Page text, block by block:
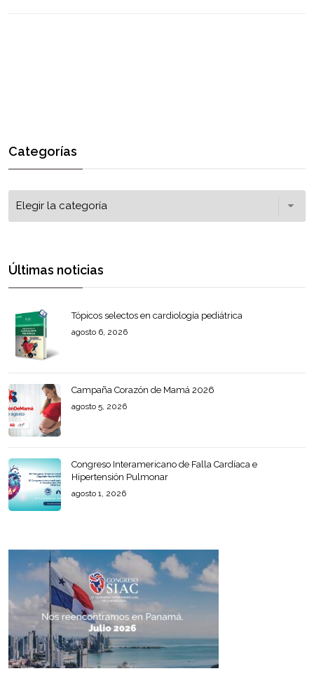
Categorías
Últimas noticias
Tópicos selectos en cardiología pediátrica
agosto 6, 2026
Campaña Corazón de Mamá 2026
agosto 5, 2026
Congreso Interamericano de Falla Cardíaca e
Hipertensión Pulmonar
agosto 1, 2026